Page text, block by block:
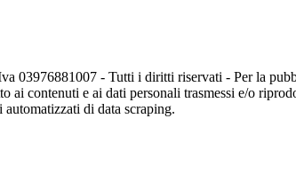
03976881007 - Tutti i diritti riservati - Per la
ai contenuti e ai dati personali trasmessi e/o
di data scraping.